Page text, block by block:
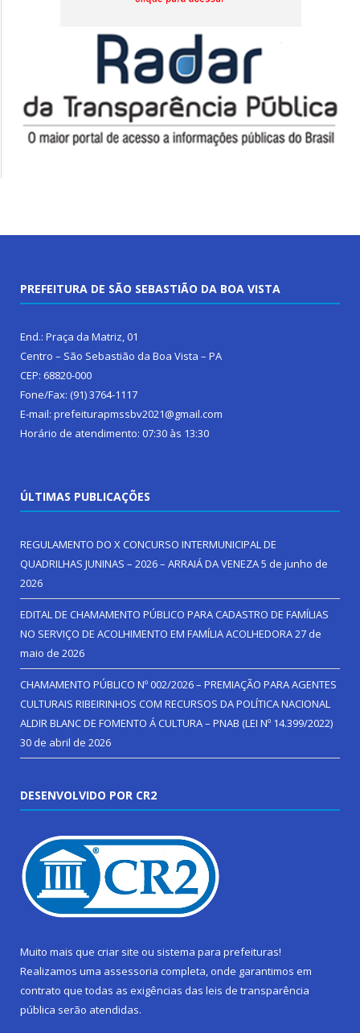
PREFEITURA DE SÃO SEBASTIÃO DA BOA VISTA
End.: Praça da Matriz, 01
Centro – São Sebastião da Boa Vista – PA
CEP: 68820-000
Fone/Fax: (91) 3764-1117
E-mail: prefeiturapmssbv2021@gmail.com
Horário de atendimento: 07:30 às 13:30
ÚLTIMAS PUBLICAÇÕES
REGULAMENTO DO X CONCURSO INTERMUNICIPAL DE
QUADRILHAS JUNINAS – 2026 – ARRAIÁ DA VENEZA5 de junho de
2026
EDITAL DE CHAMAMENTO PÚBLICO PARA CADASTRO DE FAMÍLIAS
NO SERVIÇO DE ACOLHIMENTO EM FAMÍLIA ACOLHEDORA27 de
maio de 2026
CHAMAMENTO PÚBLICO Nº 002/2026 – PREMIAÇÃO PARA AGENTES
CULTURAIS RIBEIRINHOS COM RECURSOS DA POLÍTICA NACIONAL
ALDIR BLANC DE FOMENTO Á CULTURA – PNAB (LEI Nº 14.399/2022)
30 de abril de 2026
DESENVOLVIDO POR CR2
Muito mais que criar site ou sistema para prefeituras!
Realizamos uma assessoria completa, onde garantimos em
contrato que todas as exigências das leis de transparência
pública serão atendidas.